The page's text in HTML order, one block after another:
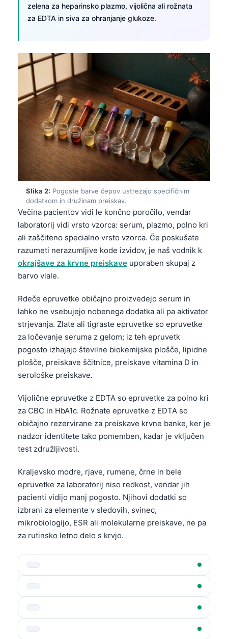
zelena za heparinsko plazmo, vijolična ali rožnata
za EDTA in siva za ohranjanje glukoze.
Slika 2: Pogoste barve čepov ustrezajo specifičnim
dodatkom in družinam preiskav.
Večina pacientov vidi le končno poročilo, vendar
laboratorij vidi vrsto vzorca: serum, plazmo, polno kri
ali zaščiteno specialno vrsto vzorca. Če poskušate
razumeti nerazumljive kode izvidov, je naš vodnik k
okrajšave za krvne preiskave uporaben skupaj z
barvo viale.
Rdeče epruvetke običajno proizvedejo serum in
lahko ne vsebujejo nobenega dodatka ali pa aktivator
strjevanja. Zlate ali tigraste epruvetke so epruvetke
za ločevanje seruma z gelom; iz teh epruvetk
pogosto izhajajo številne biokemijske plošče, lipidne
plošče, preiskave ščitnice, preiskave vitamina D in
serološke preiskave.
Vijolične epruvetke z EDTA so epruvetke za polno kri
za CBC in HbA1c. Rožnate epruvetke z EDTA so
običajno rezervirane za preiskave krvne banke, ker je
nadzor identitete tako pomemben, kadar je vključen
test združljivosti.
Kraljevsko modre, rjave, rumene, črne in bele
epruvetke za laboratorij niso redkost, vendar jih
pacienti vidijo manj pogosto. Njihovi dodatki so
izbrani za elemente v sledovih, svinec,
mikrobiologijo, ESR ali molekularne preiskave, ne pa
za rutinsko letno delo s krvjo.